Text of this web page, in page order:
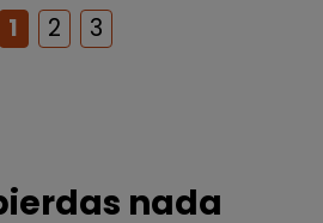
1 2 3
nada